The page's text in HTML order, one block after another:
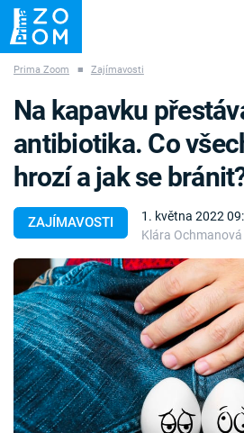
ZÁHADY VETŘELCI DÁVNOVĚKU
Témata
Témata
Pořady
TV Program
Časopis
Prima Zoom ■ Zajímavosti
ZAJÍMAVOSTI
1. května 2022
Klára Ochmanová
Na kapavku
antibiotika. Co
hrozí a jak se